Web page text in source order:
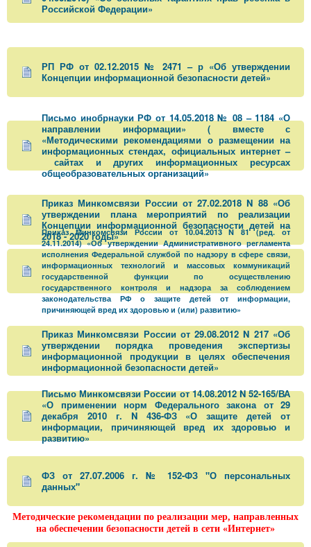
Российской Федерации»
РП РФ от 02.12.2015 № 2471 – р «Об утверждении
Концепции информационной безопасности детей»
Письмо инобрнауки РФ от 14.05.2018 № 08 – 1184 «О
направлении информации» ( вместе с
«Методическими рекомендациями о размещении на
информационных стендах, официальных интернет –
сайтах и других информационных ресурсах
общеобразовательных организаций»
Приказ Минкомсвязи России от 27.02.2018 N 88 «Об
утверждении плана мероприятий по реализации
Концепции информационной безопасности детей на
2018 - 2020 годы»
Приказ Минкомсвязи России от 10.04.2013 N 81 (ред. от
24.11.2014) «Об утверждении Административного регламента
исполнения Федеральной службой по надзору в сфере связи,
информационных технологий и массовых коммуникаций
государственной функции по осуществлению
государственного контроля и надзора за соблюдением
законодательства РФ о защите детей от информации,
причиняющей вред их здоровью и (или) развитию»
Приказ Минкомсвязи России от 29.08.2012 N 217 «Об
утверждении порядка проведения экспертизы
информационной продукции в целях обеспечения
информационной безопасности детей»
Письмо Минкомсвязи России от 14.08.2012 N 52-165/ВА
«О применении норм Федерального закона от 29
декабря 2010 г. N 436-ФЗ «О защите детей от
информации, причиняющей вред их здоровью и
развитию»
ФЗ от 27.07.2006 г. № 152-ФЗ "О персональных
данных"
Методические рекомендации по реализации мер, направленных
на обеспечении безопасности детей в сети «Интернет»